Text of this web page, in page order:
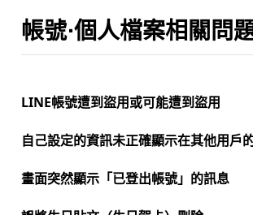
帳號⋅個人檔案相關問
LINE帳號遭到盜用或可能遭到盜用
自己設定的資訊未正確顯示在其他用戶
畫面突然顯示「已登出帳號」的訊息